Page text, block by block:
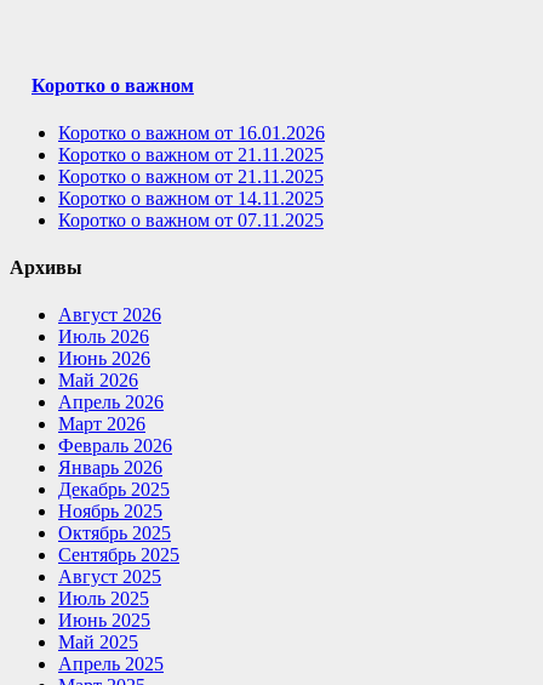
Коротко о важном
Коротко о важном от 16.01.2026
Коротко о важном от 21.11.2025
Коротко о важном от 21.11.2025
Коротко о важном от 14.11.2025
Коротко о важном от 07.11.2025
Архивы
Август 2026
Июль 2026
Июнь 2026
Май 2026
Апрель 2026
Март 2026
Февраль 2026
Январь 2026
Декабрь 2025
Ноябрь 2025
Октябрь 2025
Сентябрь 2025
Август 2025
Июль 2025
Июнь 2025
Май 2025
Апрель 2025